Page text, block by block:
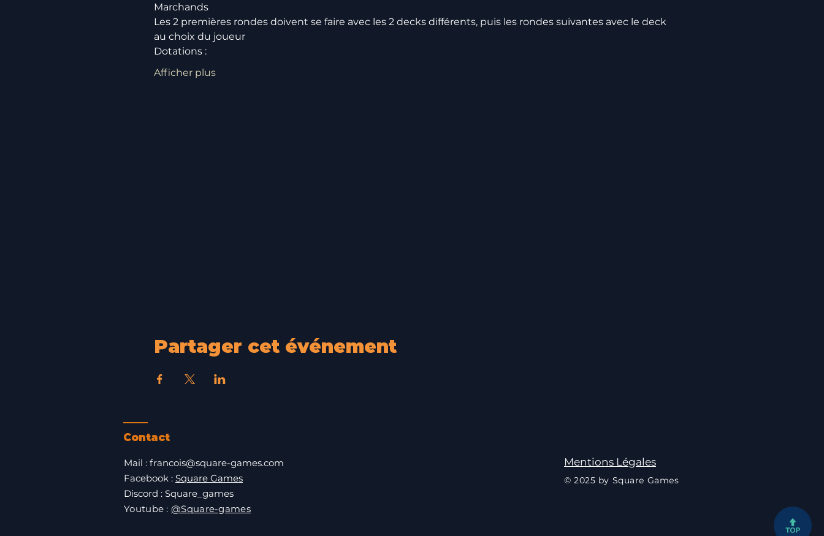
Marchands
Les 2 premières rondes doivent se faire avec les 2 decks différents, puis les rondes suivantes avec le deck
au choix du joueur
Dotations :
Afficher plus
Partager cet événement
Contact
Mail : francois@square-games.com
Facebook : Square Games
Discord : Square_games
​Youtube :@Square-games
Mentions Légales
© 2025 by Square Games